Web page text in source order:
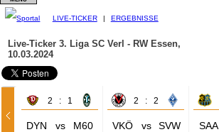
LIVE-TICKER | ERGEBNISSE
Live-Ticker 3. Liga SC Verl - RW Essen,
10.03.2024
2 : 1
DYN vs M60
2 : 2
VKÖ vs SVW SAA